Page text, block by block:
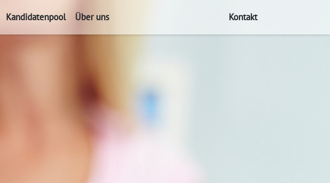
Kandidatenpool Über uns Kontakt